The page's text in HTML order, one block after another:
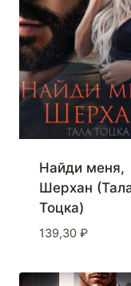
Найди меня,
Шерхан
Тоцка)
139,30 ₽